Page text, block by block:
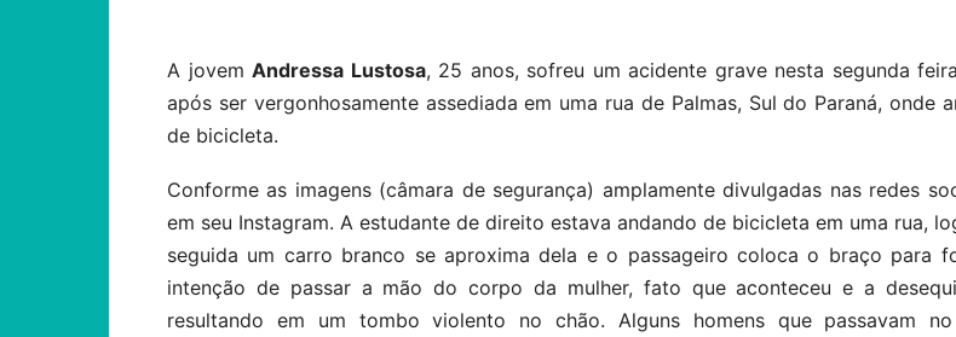
A jovemAndressa Lustosa, 25 anos, sofreu um acidente grave nesta segunda
após ser vergonhosamente assediada em uma rua de Palmas, Sul do Paraná, onde
de bicicleta.
Conforme as imagens (câmara de segurança) amplamente divulgadas nas redes
em seu Instagram. A estudante de direito estava andando de bicicleta em uma rua,
seguida um carro branco se aproxima dela e o passageiro coloca o braço para
intenção de passar a mão do corpo da mulher, fato que aconteceu e a
resultando em um tombo violento no chão. Alguns homens que passavam